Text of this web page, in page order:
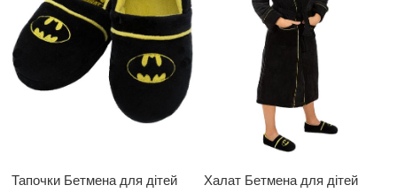
Тапочки Бетмена для дітей Халат Бетмена для дітей